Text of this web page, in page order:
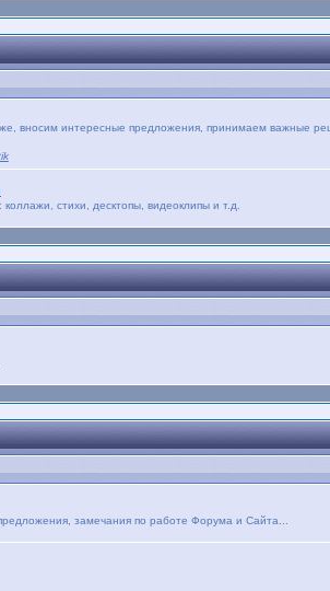
вносим интересные предложения, принимаем важные
стихи, десктопы, видеоклипы и т.д.
замечания по работе Форума и Сайта...